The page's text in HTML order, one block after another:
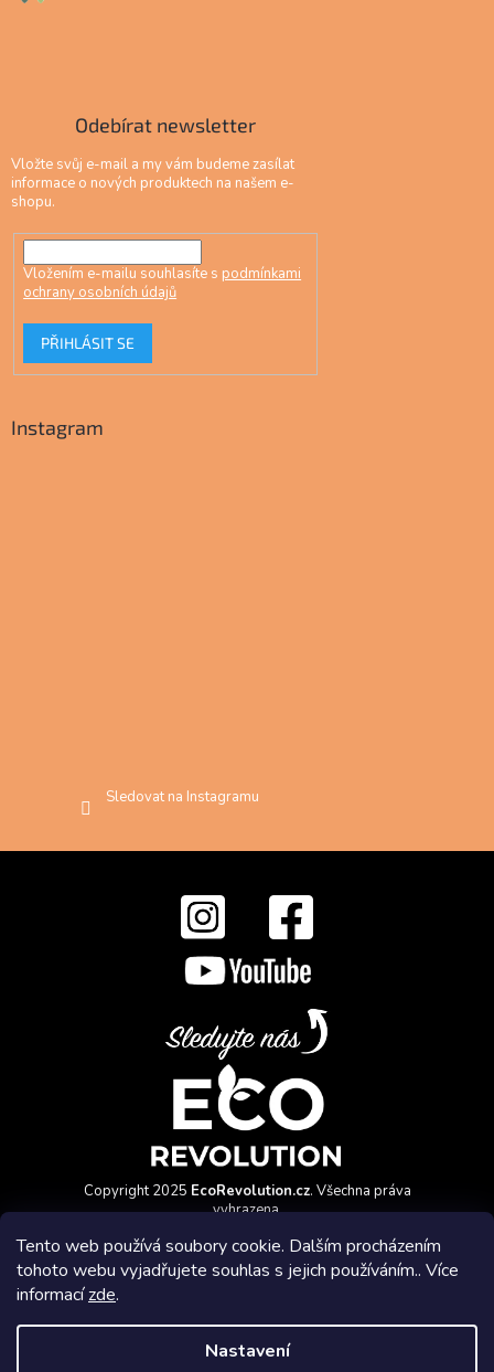
Tento web používá soubory cookie. Dalším procházením
tohoto webu vyjadřujete souhlas s jejich používáním.. Více
informacízde.
Nastavení
Odebírat newsletter
Vložte svůj e-mail a my vám budeme zasílat
informace o nových produktech na našem e-
shopu.
Vložením e-mailu souhlasíte s podmínkami
ochrany osobních údajů
PŘIHLÁSIT SE
Instagram
Sledovat na Instagramu
Copyright 2025 EcoRevolution.cz. Všechna práva
vyhrazena.